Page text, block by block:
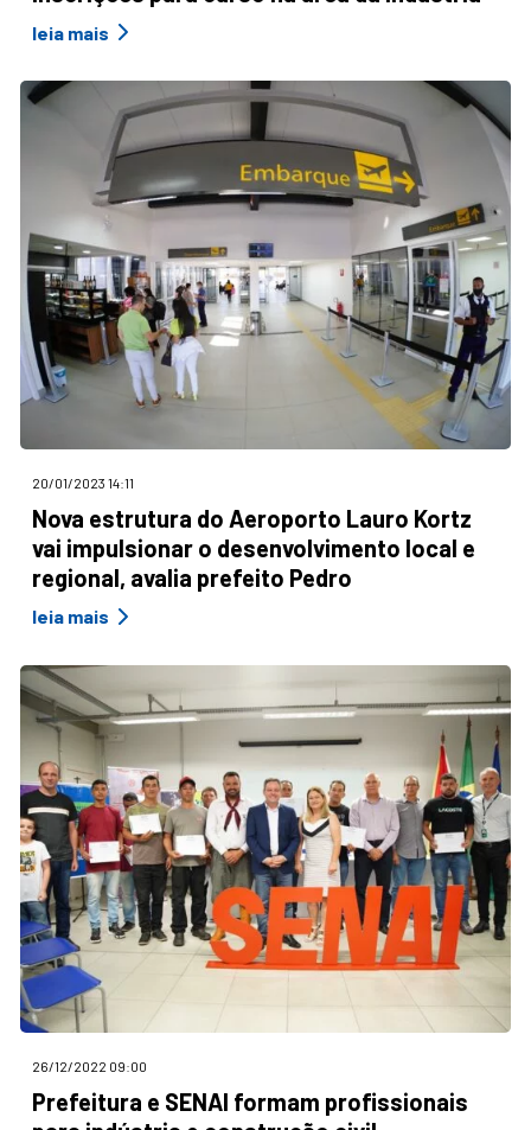
leia mais
20/01/2023 14:11
Nova estrutura do Aeroporto Lauro Kortz
vai impulsionar o desenvolvimento local e
regional, avalia prefeito Pedro
leia mais
26/12/2022 09:00
Prefeitura e SENAI formam profissionais